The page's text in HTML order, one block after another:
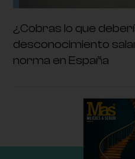
¿Cobras lo que
desconocimiento
norma en España